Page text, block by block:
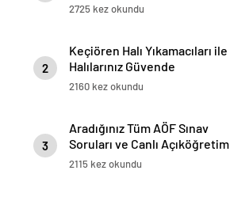
Modelleri
2725 kez okundu
2
Keçiören Halı Yıkamacıları ile
Halılarınız Güvende
2160 kez okundu
3
Aradığınız Tüm AÖF Sınav
Soruları ve Canlı Açıköğretim
Forumu Burada
2115 kez okundu